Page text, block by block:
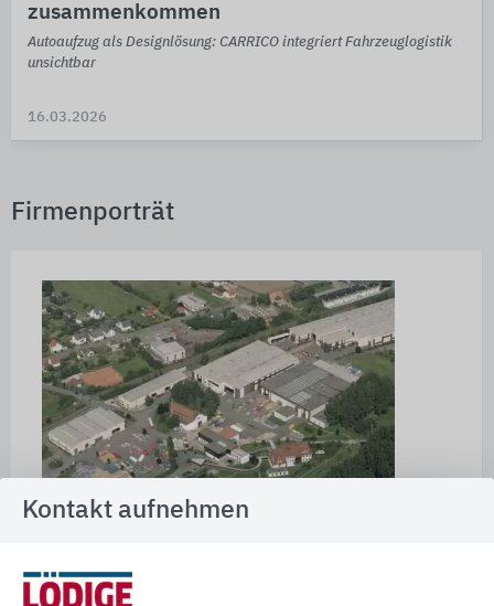
zusammenkommen
Autoaufzug als Designlösung: CARRICO integriert Fahrzeuglogistik
unsichtbar
16.03.2026
Firmenporträt
Kontakt aufnehmen